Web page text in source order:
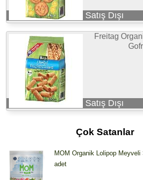
Satış Dışı
Freitag
Satış Dışı
Çok Satanlar
MOM Organik Lolipop
adet